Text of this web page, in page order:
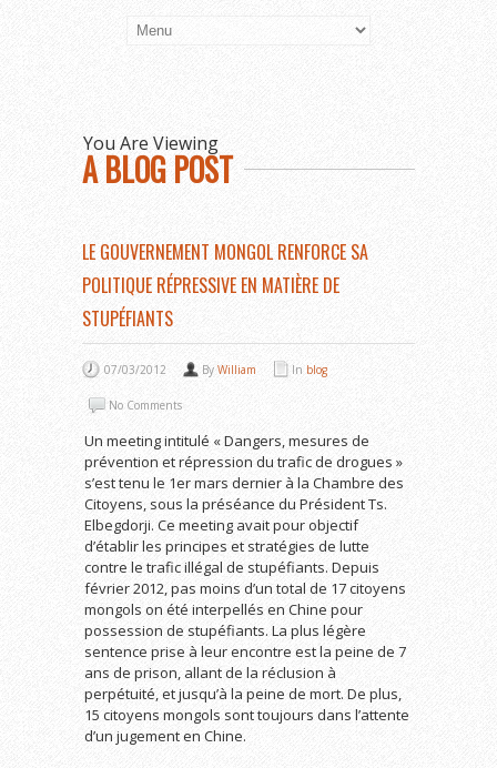
You Are Viewing
A BLOG POST
LE GOUVERNEMENT MONGOL RENFORCE SA
POLITIQUE RÉPRESSIVE EN MATIÈRE DE
STUPÉFIANTS
07/03/2012 By William In blog
No Comments
Un meeting intitulé « Dangers, mesures de
prévention et répression du trafic de drogues »
s’est tenu le 1ermars dernier à la Chambre des
Citoyens, sous la préséance du Président Ts.
Elbegdorji. Ce meeting avait pour objectif
d’établir les principes et stratégies de lutte
contre le trafic illégal de stupéfiants. Depuis
février 2012, pas moins d’un total de 17 citoyens
mongols on été interpellés en Chine pour
possession de stupéfiants. La plus légère
sentence prise à leur encontre est la peine de 7
ans de prison, allant de la réclusion à
perpétuité, et jusqu’à la peine de mort. De plus,
15 citoyens mongols sont toujours dans l’attente
d’un jugement en Chine.